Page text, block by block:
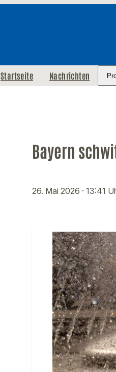
Startseite Nachrichten
Bayern
26. Mai 2026 · 13:41